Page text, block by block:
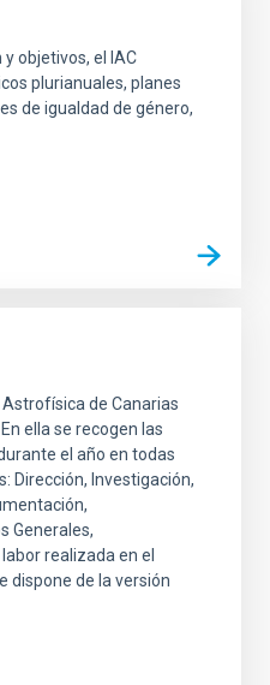
objetivos, el IAC
plurianuales, planes
de igualdad de género,
de Canarias
ella se recogen las
el año en todas
Dirección, Investigación,
Generales,
realizada en el
dispone de la versión